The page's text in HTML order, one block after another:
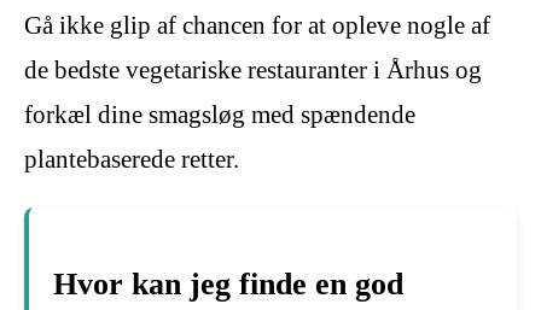
Gå ikke glip af chancen for at opleve nogle af
de bedste vegetariske restauranter i Århus og
forkæl dine smagsløg med spændende
plantebaserede retter.
Hvor kan jeg finde en god